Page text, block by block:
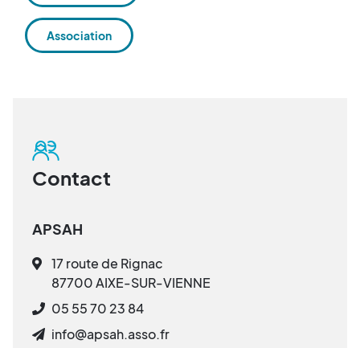
Association
Contact
APSAH
17 route de Rignac
87700 AIXE-SUR-VIENNE
05 55 70 23 84
info@apsah.asso.fr